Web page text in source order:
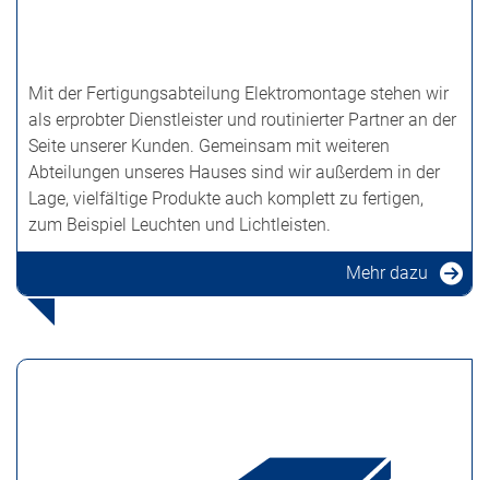
Mit der Fertigungsabteilung Elektromontage stehen wir
als erprobter Dienstleister und routinierter Partner an der
Seite unserer Kunden. Gemeinsam mit weiteren
Abteilungen unseres Hauses sind wir außerdem in der
Lage, vielfältige Produkte auch komplett zu fertigen,
zum Beispiel Leuchten und Lichtleisten.
Mehr dazu